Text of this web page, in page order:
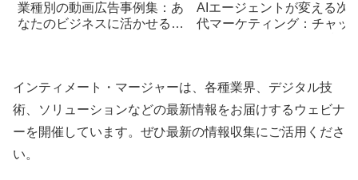
業種別の動画広告事例集：あ
なたのビジネスに活かせるヒ
AIエージェントが変える次
代マーケティング：チャッ
インティメート・マージャーは、各種業界、デジタル技
術、ソリューションなどの最新情報をお届けするウェビナ
ーを開催しています。ぜひ最新の情報収集にご活用くださ
い。